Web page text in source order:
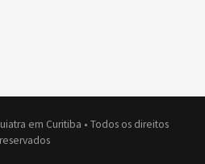
em Curitiba • Todos os direitos
reservados